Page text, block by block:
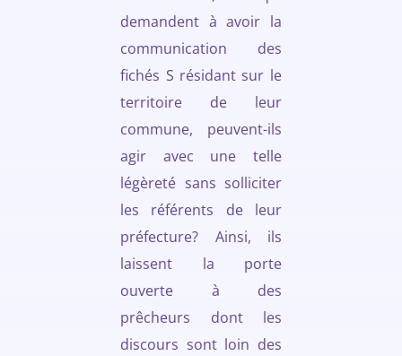
demandent à avoir la
communication des
fichés S résidant sur le
territoire de leur
commune, peuvent-ils
agir avec une telle
légèreté sans solliciter
les référents de leur
préfecture? Ainsi, ils
laissent la porte
ouverte à des
prêcheurs dont les
discours sont loin des